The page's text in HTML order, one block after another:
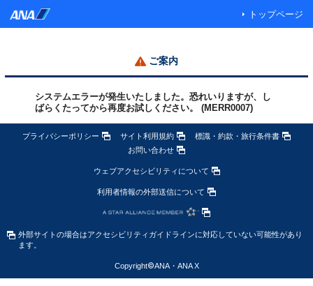
トップページ
ご案内
システムエラーが発生いたしました。恐れいりますが、し
ばらくたってから再度お試しください。 (MERR0007)
プライバシーポリシー サイト利用規約
標識・約款・旅行条件書
お問い合わせ
ウェブアクセシビリティについて
利用者情報の外部送信について
外部サイトの場合はアクセシビリティガイドラインに対応していない可能性があり
ます。
Copyright©ANA・ANA X